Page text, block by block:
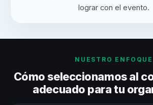
lograr con el evento.
NUESTRO ENFOQUE
Cómo seleccionamos al
adecuado para tu